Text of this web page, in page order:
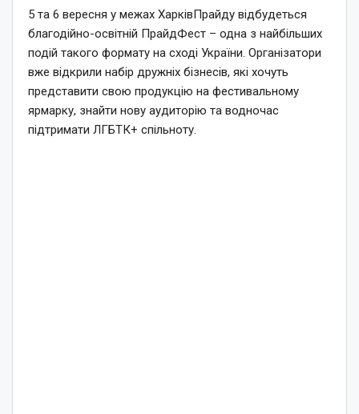
5 та 6 вересня у межах ХарківПрайду відбудеться
благодійно-освітній ПрайдФест – одна з найбільших
подій такого формату на сході України. Організатори
вже відкрили набір дружніх бізнесів, які хочуть
представити свою продукцію на фестивальному
ярмарку, знайти нову аудиторію та водночас
підтримати ЛГБТК+ спільноту.